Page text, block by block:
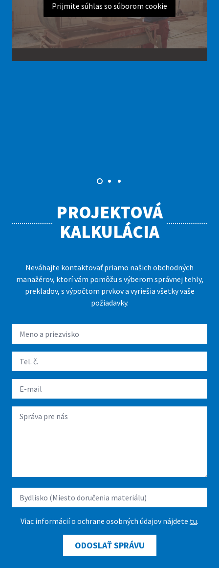
Prijmite súhlas so súborom cookie
PROJEKTOVÁ
KALKULÁCIA
Neváhajte kontaktovať priamo našich obchodných
manažérov, ktorí vám pomôžu s výberom správnej tehly,
prekladov, s výpočtom prvkov a vyriešia všetky vaše
požiadavky.
Viac informácií o ochrane osobných údajov nájdete tu.
ODOSLAŤ SPRÁVU